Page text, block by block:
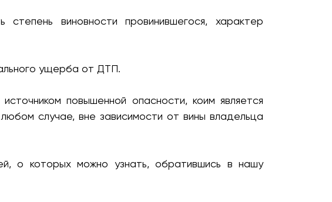
виновности провинившегося, характер
ущерба от ДТП.
повышенной опасности, коим является
случае, вне зависимости от вины владельца
о которых можно узнать, обратившись в нашу